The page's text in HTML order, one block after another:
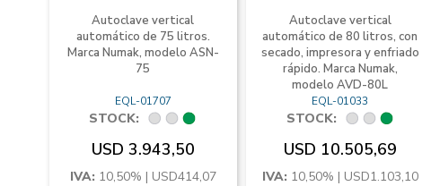
Autoclave vertical
automático de 75 litros.
Marca Numak, modelo ASN-
75
EQL-01707
STOCK:
USD 3.943,50
IVA: 10,50% | USD414,07
Autoclave vertical
automático de 80 litros, con
secado, impresora y enfriado
rápido. Marca Numak,
modelo AVD-80L
EQL-01033
STOCK:
USD 10.505,69
IVA: 10,50% | USD1.103,10